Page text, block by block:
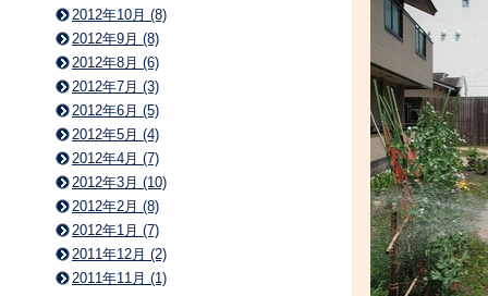
2012年10月 (8)
2012年9月 (8)
2012年8月 (6)
2012年7月 (3)
2012年6月 (5)
2012年5月 (4)
2012年4月 (7)
2012年3月 (10)
2012年2月 (8)
2012年1月 (7)
2011年12月 (2)
2011年11月 (1)